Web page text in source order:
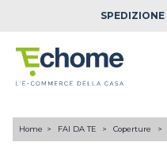
SPEDIZIONE
Home FAI DA TE Coperture